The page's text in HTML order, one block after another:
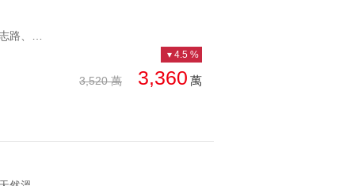
3,520 萬 3,360 萬
4.5 %